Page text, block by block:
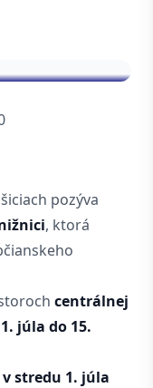
pozýva
, ktorá
centrálnej
1. júla do 15.
v stredu 1. júla